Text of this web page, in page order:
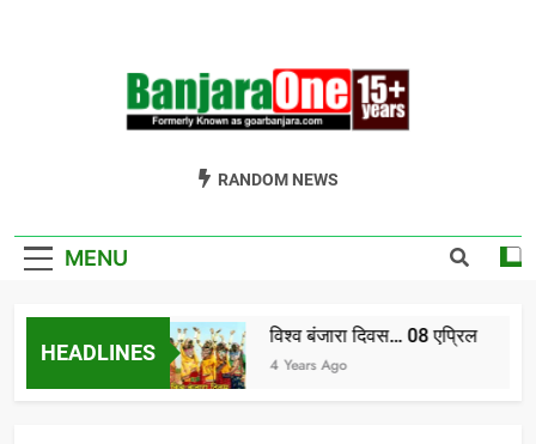
Welcome To
GoarBanjara.com
RANDOM NEWS
MENU
HEADLINES
भाग-1
विश्व बंजारा दिवस… 08 एप्रिल
4 Years Ago